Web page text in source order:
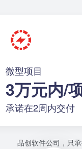
微型项目
3万元内/
承诺在2周内交付
品创软件公司，只